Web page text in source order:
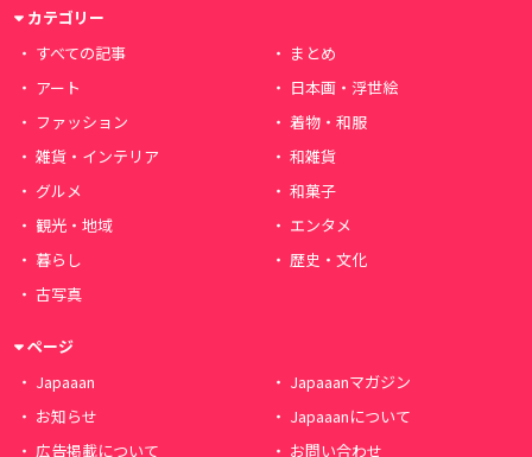
カテゴリー
すべての記事
まとめ
アート
日本画・浮世絵
ファッション
着物・和服
雑貨・インテリア
和雑貨
グルメ
和菓子
観光・地域
エンタメ
暮らし
歴史・文化
古写真
ページ
Japaaan
Japaaanマガジン
お知らせ
Japaaanについて
広告掲載について
お問い合わせ